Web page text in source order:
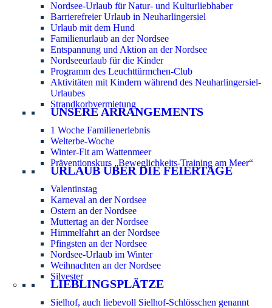
Nordsee-Urlaub für Natur- und Kulturliebhaber
Barrierefreier Urlaub in Neuharlingersiel
Urlaub mit dem Hund
Familienurlaub an der Nordsee
Entspannung und Aktion an der Nordsee
Nordseeurlaub für die Kinder
Programm des Leuchttürmchen-Club
Aktivitäten mit Kindern während des Neuharlingersiel-
Urlaubes
Strandkorbvermietung
UNSERE ARRANGEMENTS
1 Woche Familienerlebnis
Welterbe-Woche
Winter-Fit am Wattenmeer
Präventionskurs „Beweglichkeits-Training am Meer“
URLAUB ÜBER DIE FEIERTAGE
Valentinstag
Karneval an der Nordsee
Ostern an der Nordsee
Muttertag an der Nordsee
Himmelfahrt an der Nordsee
Pfingsten an der Nordsee
Nordsee-Urlaub im Winter
Weihnachten an der Nordsee
Silvester
LIEBLINGSPLÄTZE
Sielhof, auch liebevoll Sielhof-Schlösschen genannt